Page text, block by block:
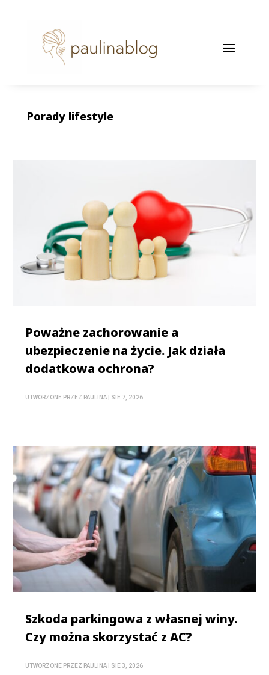
Porady lifestyle
Poważne zachorowanie a
ubezpieczenie na życie. Jak działa
dodatkowa ochrona?
UTWORZONE PRZEZ PAULINA SIE 7, 2026
Szkoda parkingowa z własnej winy.
Czy można skorzystać z AC?
UTWORZONE PRZEZ PAULINA SIE 3, 2026